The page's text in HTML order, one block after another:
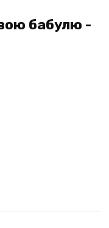
бабулю -